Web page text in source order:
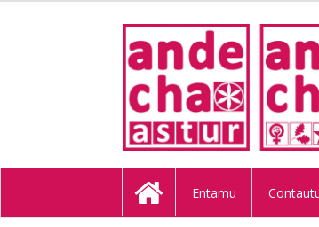
Entamu